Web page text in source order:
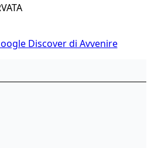
Discover di Avvenire